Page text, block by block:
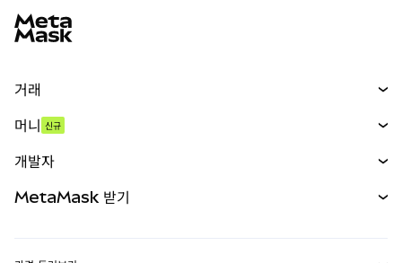
거래
무기한 선물
실물자산
머니 신규
개발자
MetaMask 받기